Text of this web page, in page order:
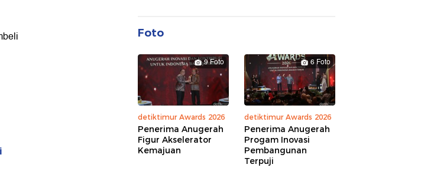
Foto
9 Foto
detiktimur Awards 2026
Penerima Anugerah
Figur Akselerator
Kemajuan
6 Foto
detiktimur Awards 2026
Penerima Anugerah
Progam Inovasi
Pembangunan
Terpuji